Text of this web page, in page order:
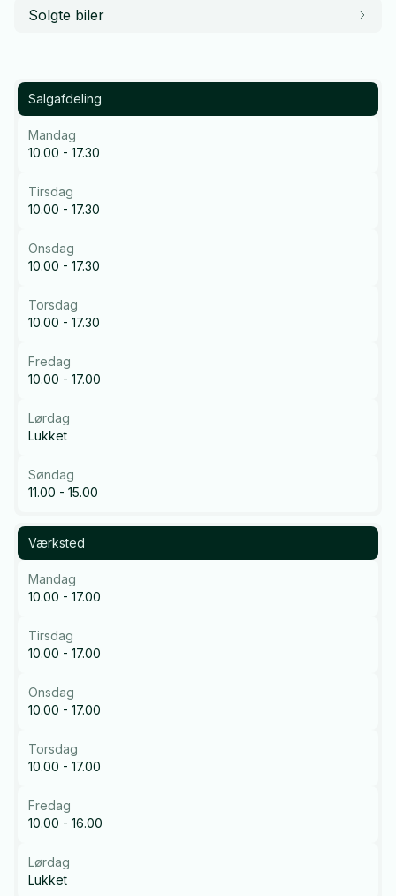
Solgte biler
Salgafdeling
Mandag
10.00 - 17.30
Tirsdag
10.00 - 17.30
Onsdag
10.00 - 17.30
Torsdag
10.00 - 17.30
Fredag
10.00 - 17.00
Lørdag
Lukket
Søndag
11.00 - 15.00
Værksted
Mandag
10.00 - 17.00
Tirsdag
10.00 - 17.00
Onsdag
10.00 - 17.00
Torsdag
10.00 - 17.00
Fredag
10.00 - 16.00
Lørdag
Lukket